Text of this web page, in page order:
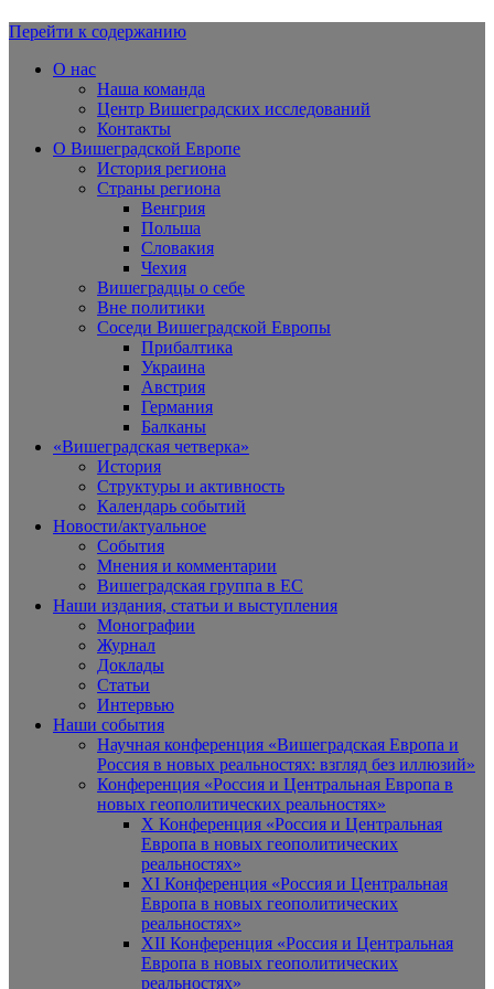
Вишеградская Европа
Перейти к содержанию
О нас
Наша команда
Центр Вишеградских исследований
Контакты
О Вишеградской Европе
История региона
Страны региона
Венгрия
Польша
Словакия
Чехия
Вишеградцы о себе
Вне политики
Соседи Вишеградской Европы
Прибалтика
Украина
Австрия
Германия
Балканы
«Вишеградская четверка»
История
Структуры и активность
Календарь событий
Новости/актуальное
События
Мнения и комментарии
Вишеградская группа в ЕС
Наши издания, статьи и выступления
Монографии
Журнал
Доклады
Статьи
Интервью
Наши события
Научная конференция «Вишеградская Европа и
Россия в новых реальностях: взгляд без иллюзий»
Конференция «Россия и Центральная Европа в
новых геополитических реальностях»
X Конференция «Россия и Центральная
Европа в новых геополитических
реальностях»
XI Конференция «Россия и Центральная
Европа в новых геополитических
реальностях»
XII Конференция «Россия и Центральная
Европа в новых геополитических
реальностях»